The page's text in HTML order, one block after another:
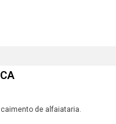
de alfaiataria.